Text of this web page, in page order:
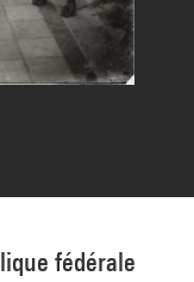
fédérale
- August Sander Archiv,
Dist. GrandPalaisRmn